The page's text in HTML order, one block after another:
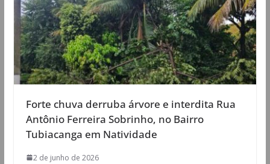
Forte chuva derruba árvore e interdita Rua
Antônio Ferreira Sobrinho, no Bairro
Tubiacanga em Natividade
2 de junho de 2026